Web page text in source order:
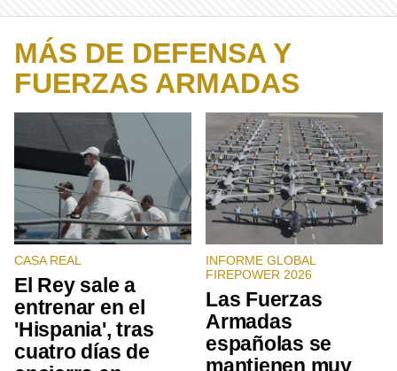
MÁS DE DEFENSA Y
FUERZAS ARMADAS
CASA REAL
El Rey sale a
entrenar en el
'Hispania', tras
cuatro días de
INFORME GLOBAL
FIREPOWER 2026
Las Fuerzas
Armadas
españolas se
mantienen muy